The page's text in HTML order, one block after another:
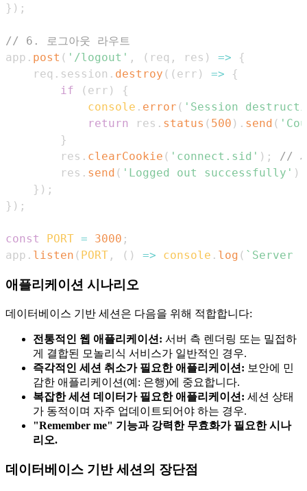
} ) ;
// 6. 로그아웃 라우트
app . post ( '/logout' , ( req , res ) =>
{
    req
. session . destroy ( ( err ) =>
{
if
( err )
{
console . error ( 'Session
return
res . status ( 500 ) . send (
}
        res
. clearCookie ( 'connect.sid' ) ;
//
        res
. send ( 'Logged out successfully' )
} ) ;
} ) ;
const PORT = 3000 ;
app . listen ( PORT , ( ) => console . log ( ` Server
애플리케이션 시나리오
데이터베이스 기반 세션은 다음을 위해 적합합니다:
전통적인 웹 애플리케이션: 서버 측 렌더링 또는 밀접하
게 결합된 모놀리식 서비스가 일반적인 경우.
즉각적인 세션 취소가 필요한 애플리케이션: 보안에 민
감한 애플리케이션(예: 은행)에 중요합니다.
복잡한 세션 데이터가 필요한 애플리케이션: 세션 상태
가 동적이며 자주 업데이트되어야 하는 경우.
"Remember me" 기능과 강력한 무효화가 필요한 시나
리오.
데이터베이스 기반 세션의 장단점